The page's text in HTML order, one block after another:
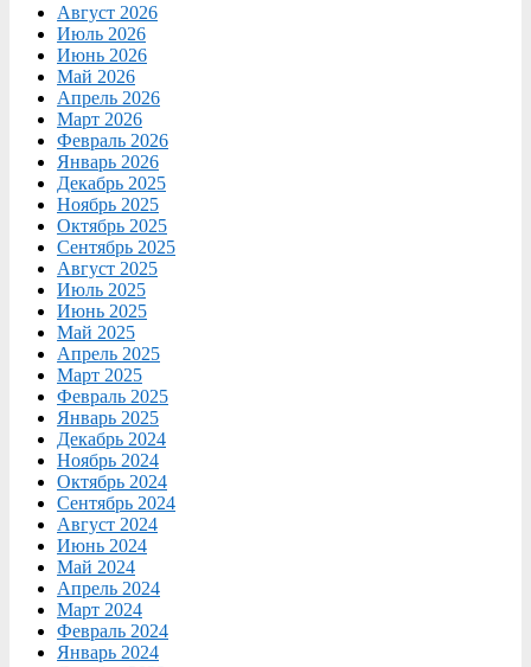
Август 2026
Июль 2026
Июнь 2026
Май 2026
Апрель 2026
Март 2026
Февраль 2026
Январь 2026
Декабрь 2025
Ноябрь 2025
Октябрь 2025
Сентябрь 2025
Август 2025
Июль 2025
Июнь 2025
Май 2025
Апрель 2025
Март 2025
Февраль 2025
Январь 2025
Декабрь 2024
Ноябрь 2024
Октябрь 2024
Сентябрь 2024
Август 2024
Июнь 2024
Май 2024
Апрель 2024
Март 2024
Февраль 2024
Январь 2024